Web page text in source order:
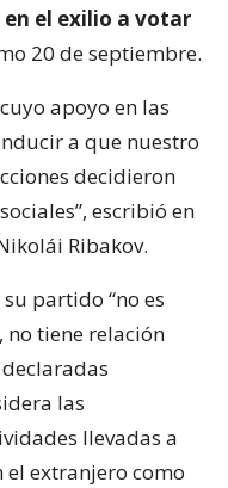
el exilio a votar
20 de septiembre.
apoyo en las
a que nuestro
decidieron
escribió en
Ribakov.
partido “no es
no tiene relación
las
llevadas a
extranjero como